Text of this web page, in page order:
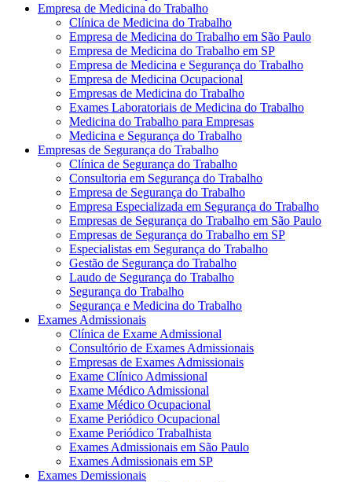
Empresa de Medicina do Trabalho
Clínica de Medicina do Trabalho
Empresa de Medicina do Trabalho em São Paulo
Empresa de Medicina do Trabalho em SP
Empresa de Medicina e Segurança do Trabalho
Empresa de Medicina Ocupacional
Empresas de Medicina do Trabalho
Exames Laboratoriais de Medicina do Trabalho
Medicina do Trabalho para Empresas
Medicina e Segurança do Trabalho
Empresas de Segurança do Trabalho
Clínica de Segurança do Trabalho
Consultoria em Segurança do Trabalho
Empresa de Segurança do Trabalho
Empresa Especializada em Segurança do Trabalho
Empresas de Segurança do Trabalho em São Paulo
Empresas de Segurança do Trabalho em SP
Especialistas em Segurança do Trabalho
Gestão de Segurança do Trabalho
Laudo de Segurança do Trabalho
Segurança do Trabalho
Segurança e Medicina do Trabalho
Exames Admissionais
Clínica de Exame Admissional
Consultório de Exames Admissionais
Empresas de Exames Admissionais
Exame Clínico Admissional
Exame Médico Admissional
Exame Médico Ocupacional
Exame Periódico Ocupacional
Exame Periódico Trabalhista
Exames Admissionais em São Paulo
Exames Admissionais em SP
Exames Demissionais